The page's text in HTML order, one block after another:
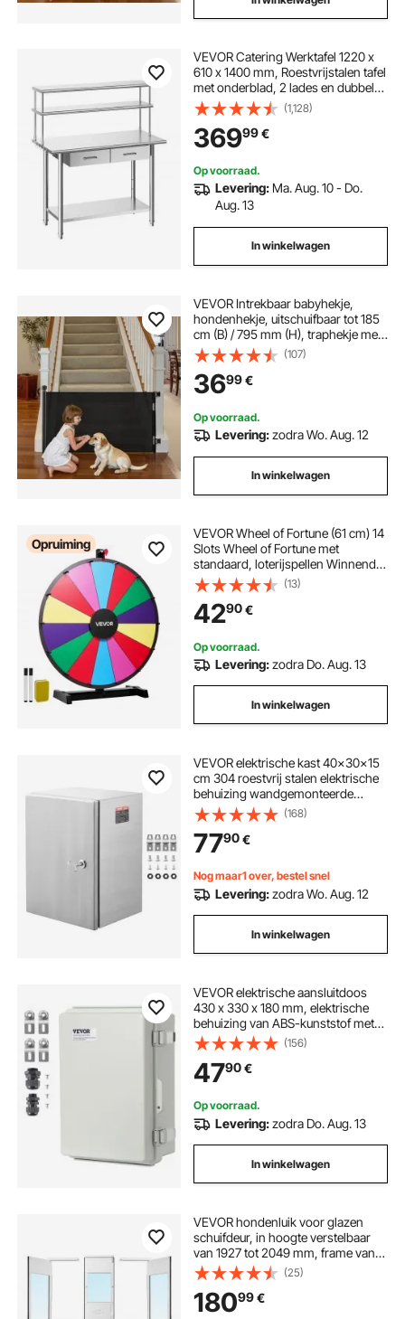
VEVOR Catering Werktafel 1220 x
610 x 1400 mm, Roestvrijstalen tafel
met onderblad, 2 lades en dubbel
uitschuifbaar blad, Commerciële
voorbereidingstafel/werkbank voor
restaurant, garage of keuken.
(1,128)
36999€
Op voorraad.
Levering: Ma. Aug. 10 - Do.
Aug. 13
In winkelwagen
VEVOR Intrekbaar babyhekje,
hondenhekje, uitschuifbaar tot 185
cm (B) / 795 mm (H), traphekje met
veiligheidsslot,
gaasveiligheidshekje voor trappen
en gangen, binnen/buiten, zwart
(107)
3699€
Op voorraad.
Levering:zodra Wo. Aug. 12
In winkelwagen
Opruiming
VEVOR Wheel of Fortune (61 cm) 14
Slots Wheel of Fortune met
standaard, loterijspellen Winnende
Roulette met schoolbordwisser en
2 stiften, 6 kleuren, draaiend
prijzenwiel Ideaal voor feestjes,
pubs, beurzen
(13)
4290€
Op voorraad.
Levering:zodra Do. Aug. 13
In winkelwagen
VEVOR elektrische kast 40x30x15
cm 304 roestvrij stalen elektrische
behuizing wandgemonteerde
behuizing voor elektrische en
elektronische apparatuur
buitenshuis met IP66 waterdicht
slot
(168)
7790€
Nog maar1 over, bestel snel
Levering:zodra Wo. Aug. 12
In winkelwagen
VEVOR elektrische aansluitdoos
430 x 330 x 180 mm, elektrische
behuizing van ABS-kunststof met
scharnierend deksel, roestvrijstalen
slot, IP67 stofdicht en waterdicht
voor elektrische projecten
(156)
4790€
Op voorraad.
Levering:zodra Do. Aug. 13
In winkelwagen
VEVOR hondenluik voor glazen
schuifdeur, in hoogte verstelbaar
van 1927 tot 2049 mm, frame van
aluminiumlegering met klep en slot,
voor extra grote honden, 180°
draaibaar hondenluik, XL
(25)
18099€